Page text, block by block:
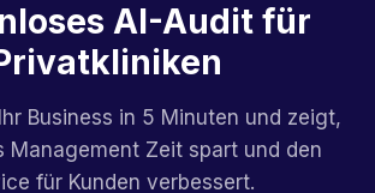
AI-Audit für
Business in 5 Minuten und zeigt,
Management Zeit spart und den
für Kunden verbessert.